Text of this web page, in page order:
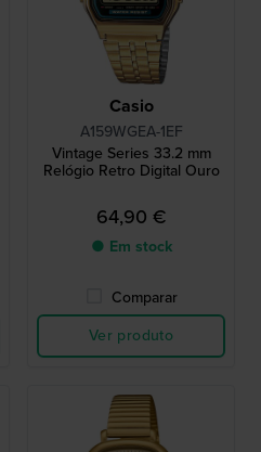
Casio
A159WGEA-1EF
Vintage Series 33.2 mm
Relógio Retro Digital Ouro
64,90 €
● Em stock
Comparar
Ver produto